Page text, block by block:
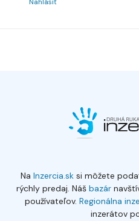
Nahlásiť
Na Inzercia.sksi môžete
rýchly predaj. Náš bazár
používateľov. Regionálna
inzerátov